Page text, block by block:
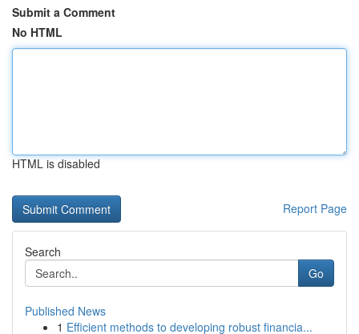
Submit a Comment
No HTML
HTML is disabled
Report Page
Search
Go
Published News
1 Efficient methods to developing robust financia...